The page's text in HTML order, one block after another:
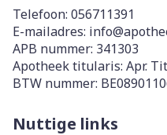
Telefoon: 056711391
E-mailadres: info@
APB nummer: 341303
Apotheek titularis: Apr.
BTW nummer:
Nuttige links